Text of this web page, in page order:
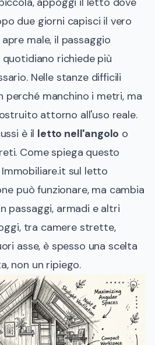
due giorni capisci il vero
male, il passaggio
richiede più
Nelle stanze difficili
perché manchino i metri, ma
attorno all'uso reale.
è il letto nell'angolo o
Come spiega questo
sul letto
può funzionare, ma cambia
passaggi, armadi e altri
tra camere strette,
asse, è spesso una scelta
non un ripiego.